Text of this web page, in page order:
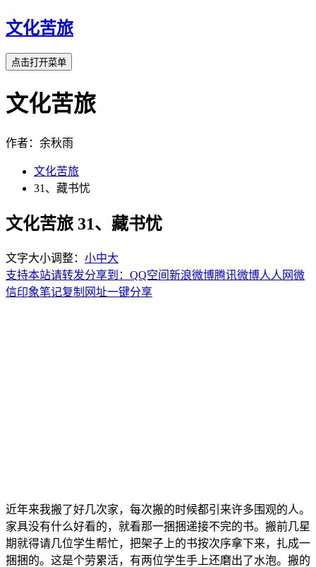
文化苦旅
点击打开菜单
文化苦旅
作者：余秋雨
文化苦旅
31、藏书忧
文化苦旅 31、藏书忧
文字大小调整： 小中大
支持本站请转发分享到： QQ空间新浪微博腾讯微博人人网微
信印象笔记复制网址一键分享
近年来我搬了好几次家，每次搬的时候都引来许多围观的人。
家具没有什么好看的，就看那一捆捆递接不完的书。搬前几星
期就得请几位学生帮忙，把架子上的书按次序拿下来，扎成一
捆捆的。这是个劳累活，有两位学生手上还磨出了水泡。搬的